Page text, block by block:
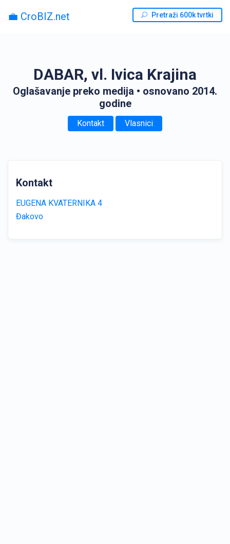
💼 CroBIZ.net Pretraži 600k tvrtki
DABAR, vl. Ivica Krajina
Oglašavanje preko medija • osnovano 2014.
godine
Kontakt Vlasnici
Kontakt
EUGENA KVATERNIKA 4
Đakovo